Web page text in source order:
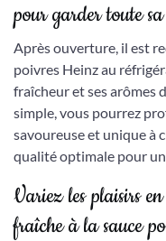
pour garder toute
Après ouverture, il est
poivres Heinz au
fraîcheur et ses arômes
simple, vous pourrez
savoureuse et unique à
qualité optimale pour
Variez les plaisirs
fraîche à la sauce